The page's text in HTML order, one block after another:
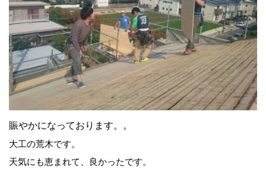
賑やかになっております。。
大工の荒木です。
天気にも恵まれて、良かったです。